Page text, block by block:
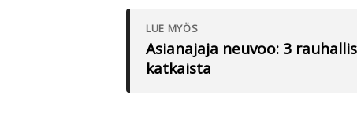
LUE MYÖS
Asianajaja neuvoo: 3
katkaista